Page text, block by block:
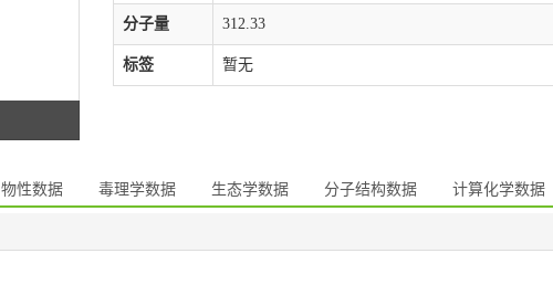
分子量 312.33
标签 暂无
物性数据 毒理学数据 生态学数据 分子结构数据 计算化学数据